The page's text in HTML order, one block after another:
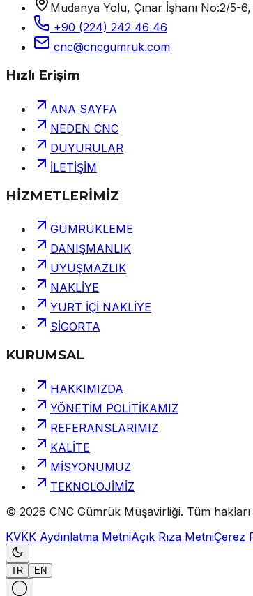
Mudanya Yolu, Çınar İşhanı No:2/5-
+90 (224) 242 46 46
cnc@cncgumruk.com
Hızlı Erişim
ANA SAYFA
NEDEN CNC
DUYURULAR
İLETİŞİM
HİZMETLERİMİZ
GÜMRÜKLEME
DANIŞMANLIK
UYUŞMAZLIK
NAKLİYE
YURT İÇİ NAKLİYE
SİGORTA
KURUMSAL
HAKKIMIZDA
YÖNETİM POLİTİKAMIZ
REFERANSLARIMIZ
KALİTE
MİSYONUMUZ
TEKNOLOJİMİZ
© 2026 CNC Gümrük Müşavirliği. Tüm hakları
KVKK Aydınlatma MetniAçık Rıza MetniÇerez
TR EN